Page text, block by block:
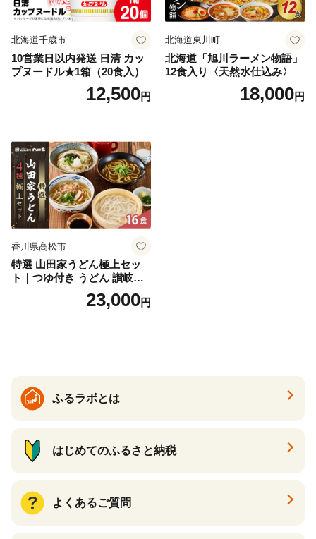
北海道千歳市
10営業日以内発送 日清 カッ
プヌードル★1箱（20食入）
12,500円
北海道東川町
北海道「旭川ラーメン物語」
12食入り〈天然水仕込み〉
18,000円
香川県高松市
特選 山田家うどん極上セッ
ト｜つゆ付き うどん 讃岐う
どん さぬきうどん 生麵 うど
んセット カレーうどん 生う
23,000円
ふるラボとは
はじめてのふるさと納税
よくあるご質問